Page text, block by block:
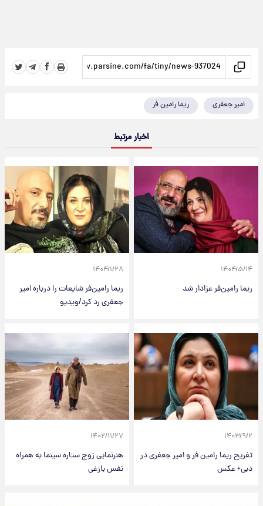
امیر جعفری ریما رامین فر
اخبار مرتبط
۱۴۰۴/۵/۱۴
ریما رامین‌فر عزادار شد
۱۴۰۴/۱/۲۸
ریما رامین‌فر شایعات را درباره امیر
جعفری رد کرد/ویدیو
۱۴۰۳/۹/۲
تفریح ریما رامین فر و امیر جعفری در
دبی+ عکس
۱۴۰۲/۱۱/۲۷
هنرنمایی زوج ستاره سینما به همراه
نفس بازغی